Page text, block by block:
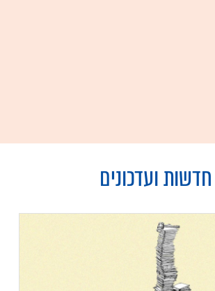
חדשות ועדכונים